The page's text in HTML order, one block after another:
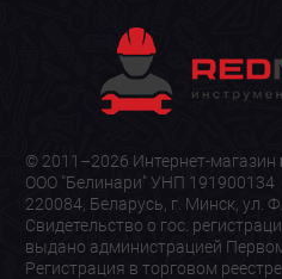
© 2011–2026 Интернет-магазин
ООО "Белинари" УНП 191900134
220084, Беларусь, г. Минск, ул.
Свидетельство о гос.
выдано администрацией
Регистрация в торговом